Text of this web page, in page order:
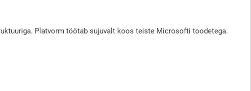
Platvorm töötab sujuvalt koos teiste Microsofti toodetega.